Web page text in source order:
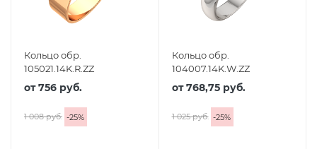
Кольцо обр.
105021.14K.R.ZZ
от756 руб.
1 008 руб. -25%
Кольцо обр.
104007.14K.W.ZZ
от768,75 руб.
1 025 руб. -25%